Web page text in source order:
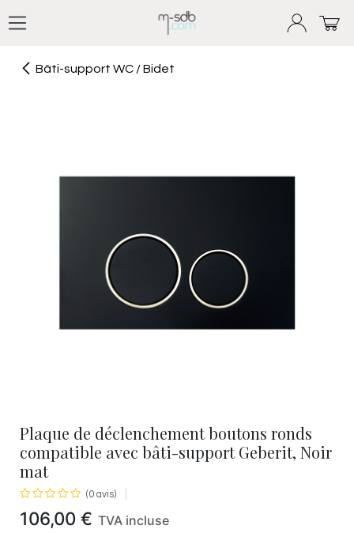
Bâti-support WC / Bidet
Plaque de déclenchement boutons ronds
compatible avec bâti-support Geberit, Noir
mat
(0 avis)
106,00 € TVA incluse